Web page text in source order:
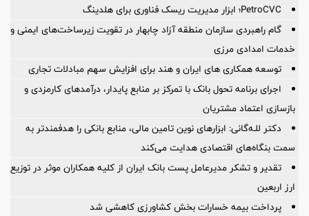
PetroCVC؛ ابزار مدیریت ریسک فناوری برای هلدینگ
گام راهبردی سازمان منطقه آزاد چابهار در تقویت زیرساخت‌های ایمنی و
خدمات امدادی مرزی
توسعه همکاری های ایران و هند برای افزایش سهم مبادلات تجاری
اجرای برنامه تحول بانک با تمرکز بر منابع پایدار، درآمدهای کارمزدی و
بازسازی اعتماد مشتریان
دکتر للـه‌گانی: ابزارهای نوین تامین مالی، منابع بانکی را هدفمندتر به
سمت بنگاه‌های اقتصادی هدایت می‌کند
تقدیر و تشکر مدیرعامل پست بانک ایران از کلیه همکاران موثر در توزیع
ارز اربعین
پرداخت بیمه خسارات بخش کشاورزی کاهشی شد